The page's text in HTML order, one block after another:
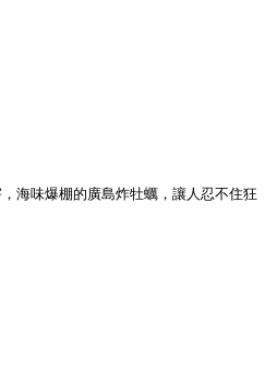
海味爆棚的廣島炸牡蠣，讓人忍不住狂